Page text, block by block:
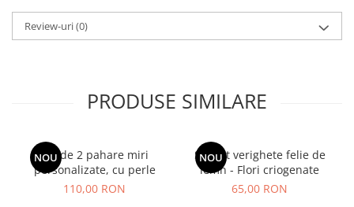
Review-uri(0)
PRODUSE SIMILARE
NOU
Set de 2 pahare miri
personalizate, cu perle
110,00 RON
NOU
Suport verighete felie de
lemn - Flori criogenate
65,00 RON